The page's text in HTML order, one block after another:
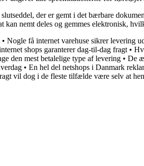
der er gemt i det bærbare
kan nemt deles og gemmes elektronisk,
• Nogle få internet varehuse sikrer levering
shops garanterer dag-til-dag fragt •
den mest betalelige type af levering • De
• En hel del netshops i Danmark
vil dog i de fleste tilfælde være selv at